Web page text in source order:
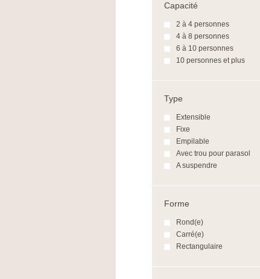
Capacité
2 à 4 personnes
4 à 8 personnes
6 à 10 personnes
10 personnes et plus
Type
Extensible
Fixe
Empilable
Avec trou pour parasol
A suspendre
Forme
Rond(e)
Carré(e)
Rectangulaire